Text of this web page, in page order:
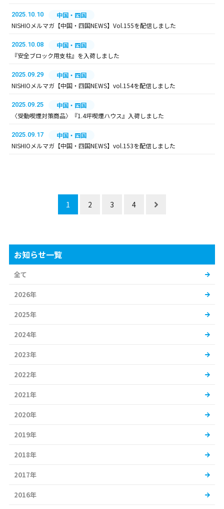
2025.10.10
中国・四国
NISHIOメルマガ【中国・四国NEWS】Vol.155を配信しました
2025.10.08
中国・四国
『安全ブロック用支柱』を入荷しました
2025.09.29
中国・四国
NISHIOメルマガ【中国・四国NEWS】vol.154を配信しました
2025.09.25
中国・四国
〈受動喫煙対策商品〉『1.4坪喫煙ハウス』入荷しました
2025.09.17
中国・四国
NISHIOメルマガ【中国・四国NEWS】vol.153を配信しました
1 2 3 4
お知らせ一覧
全て
2026年
2025年
2024年
2023年
2022年
2021年
2020年
2019年
2018年
2017年
2016年